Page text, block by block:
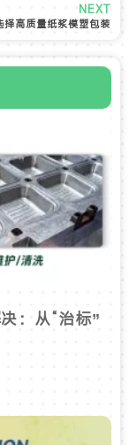
NEXT
择高质量纸浆模塑包装
：从“治标”